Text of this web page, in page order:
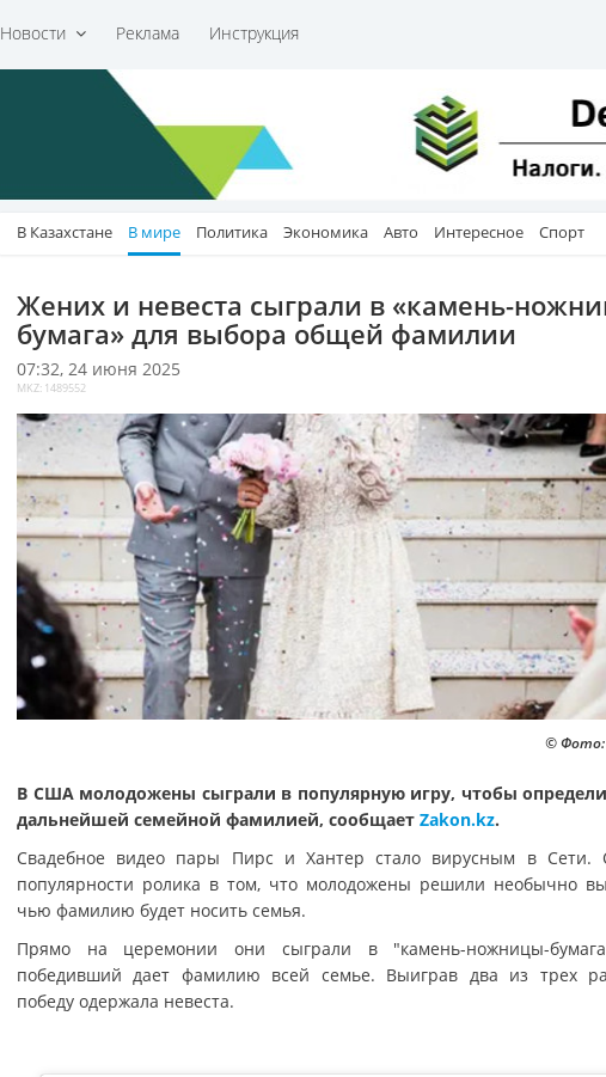
Новости Реклама Инструкция
В Казахстане В мире Политика Экономика Авто Интересное Спорт
Жених и невеста сыграли в «камень-
бумага» для выбора общей фамилии
07:32, 24 июня 2025
MKZ: 1489552
© Фото:
В США молодожены сыграли в популярную игру, чтобы
дальнейшей семейной фамилией, сообщает Zakon.kz.
Cвадебное видео пары Пирс и Хантер стало вирусным в Сети.
популярности ролика в том, что молодожены решили необычно
чью фамилию будет носить семья.
Прямо на церемонии они сыграли в "камень-ножницы-
победивший дает фамилию всей семье. Выиграв два из трех
победу одержала невеста.